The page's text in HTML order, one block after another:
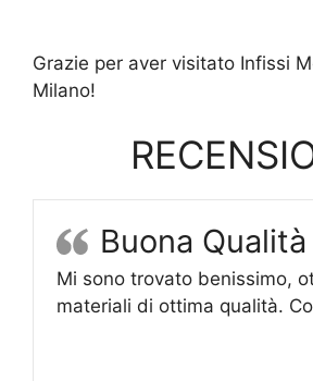
Grazie per aver visitato Infissi
Milano!
Buona Qualità
Mi sono trovato benissimo,
materiali di ottima qualità.